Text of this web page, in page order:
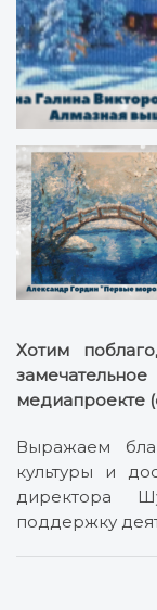
Хотим
медиапроекте
Выражаем
культуры и
директора
поддержку